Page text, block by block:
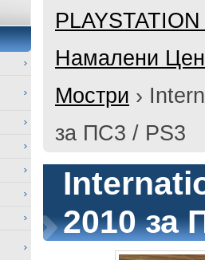
Намалени
Мостри ›
за ПС3 / PS3
2010 за